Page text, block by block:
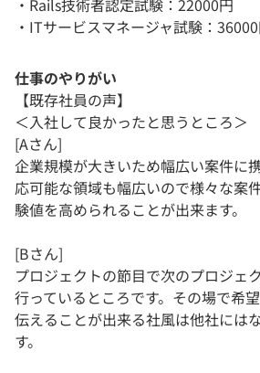
・Rails技術者認定試験：22000円
・ITサービスマネージャ試験：
仕事のやりがい
【既存社員の声】
＜入社して良かったと思うところ＞
[Aさん]
企業規模が大きいため幅広い案件に
応可能な領域も幅広いので様々な案
験値を高められることが出来ます。
[Bさん]
プロジェクトの節目で次のプロジェ
行っているところです。その場で希
伝えることが出来る社風は他社には
す。